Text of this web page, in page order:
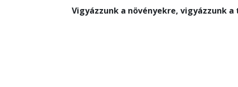
Vigyázzunk a növényekre, vigyázzunk